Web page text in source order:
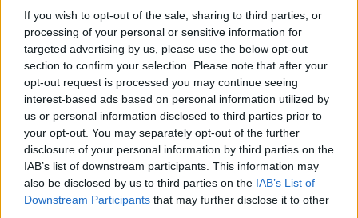
If you wish to opt-out of the sale, sharing to third parties, or
processing of your personal or sensitive information for
targeted advertising by us, please use the below opt-out
section to confirm your selection. Please note that after your
opt-out request is processed you may continue seeing
interest-based ads based on personal information utilized by
us or personal information disclosed to third parties prior to
your opt-out. You may separately opt-out of the further
disclosure of your personal information by third parties on the
IAB’s list of downstream participants. This information may
also be disclosed by us to third parties on the IAB’s List of
Downstream Participants that may further disclose it to other
Marco Tessari · 8 Ago 2026
NEWS